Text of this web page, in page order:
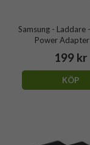
Samsung - Laddare
Power
199 kr
KÖP